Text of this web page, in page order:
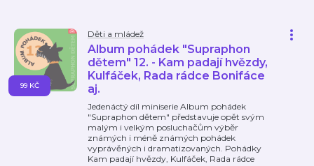
Děti a mládež
Album pohádek "Supraphon
dětem" 12. - Kam padají hvězdy,
Kulfáček, Rada rádce Bonifáce
aj.
Jedenáctý díl miniserie Album pohádek
"Supraphon dětem" představuje opět svým
malým i velkým posluchačům výběr
známých i méně známých pohádek
vyprávěných i dramatizovaných. Pohádky
Kam padají hvězdy, Kulfáček, Rada rádce
99 KČ